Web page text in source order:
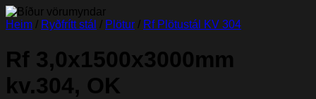
Heim / Ryðfrítt stál / Plötur / Rf Plötustál KV 304
Rf 3,0x1500x3000mm
kv.304, OK